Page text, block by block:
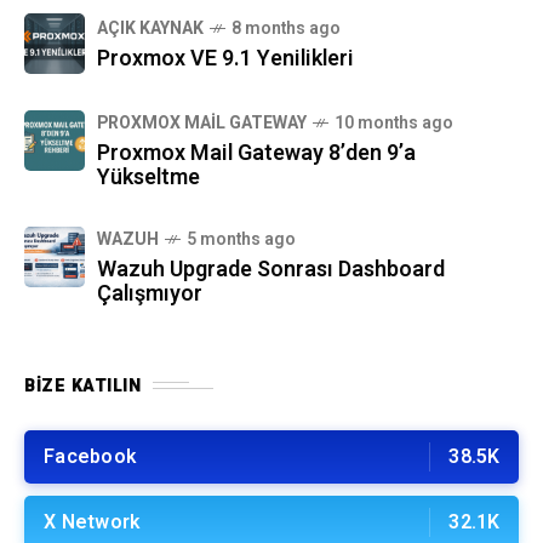
AÇIK KAYNAK 8 months ago
Proxmox VE 9.1 Yenilikleri
PROXMOX MAIL GATEWAY 10 months ago
Proxmox Mail Gateway 8’den 9’a
Yükseltme
WAZUH 5 months ago
Wazuh Upgrade Sonrası Dashboard
Çalışmıyor
BIZE KATILIN
Facebook 38.5K
X Network 32.1K